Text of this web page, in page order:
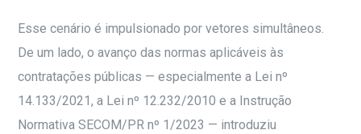
Esse cenário é impulsionado por vetores simultâneos.
De um lado, o avanço das normas aplicáveis às
contratações públicas — especialmente a Lei nº
14.133/2021, a Lei nº 12.232/2010 e a Instrução
Normativa SECOM/PR nº 1/2023 — introduziu